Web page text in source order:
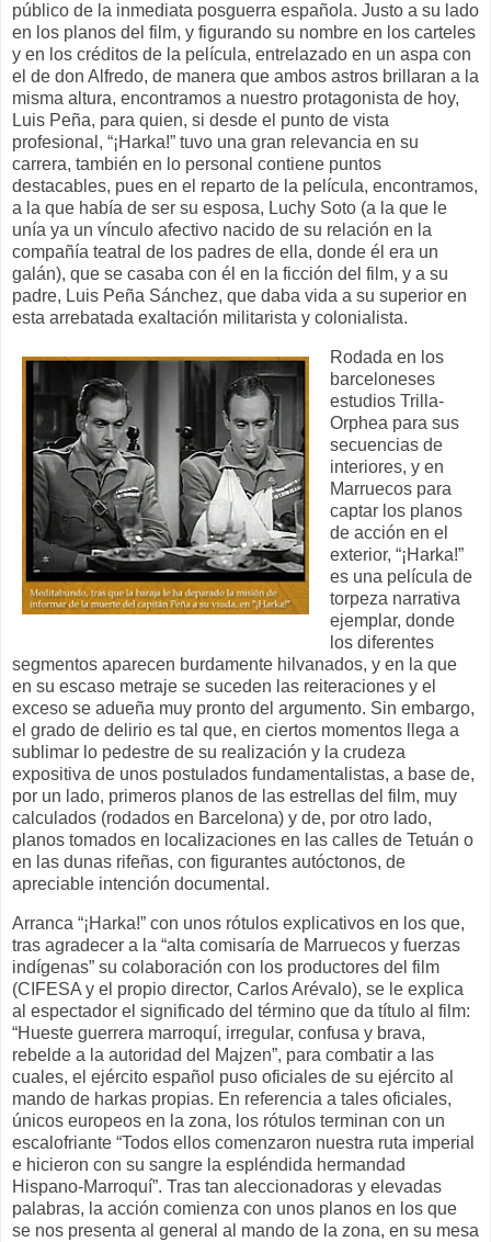
público de la inmediata posguerra española. Justo a su lado
en los planos del film, y figurando su nombre en los carteles
y en los créditos de la película, entrelazado en un aspa con
el de don Alfredo, de manera que ambos astros brillaran a la
misma altura, encontramos a nuestro protagonista de hoy,
Luis Peña, para quien, si desde el punto de vista
profesional, “¡Harka!” tuvo una gran relevancia en su
carrera, también en lo personal contiene puntos
destacables, pues en el reparto de la película, encontramos,
a la que había de ser su esposa, Luchy Soto (a la que le
unía ya un vínculo afectivo nacido de su relación en la
compañía teatral de los padres de ella, donde él era un
galán), que se casaba con él en la ficción del film, y a su
padre, Luis Peña Sánchez, que daba vida a su superior en
esta arrebatada exaltación militarista y colonialista.
Rodada en los
barceloneses
estudios Trilla-
Orphea para sus
secuencias de
interiores, y en
Marruecos para
captar los planos
de acción en el
exterior, “¡Harka!”
es una película de
torpeza narrativa
ejemplar, donde
los diferentes
segmentos aparecen burdamente hilvanados, y en la que
en su escaso metraje se suceden las reiteraciones y el
exceso se adueña muy pronto del argumento. Sin embargo,
el grado de delirio es tal que, en ciertos momentos llega a
sublimar lo pedestre de su realización y la crudeza
expositiva de unos postulados fundamentalistas, a base de,
por un lado, primeros planos de las estrellas del film, muy
calculados (rodados en Barcelona) y de, por otro lado,
planos tomados en localizaciones en las calles de Tetuán o
en las dunas rifeñas, con figurantes autóctonos, de
apreciable intención documental.
Arranca “¡Harka!” con unos rótulos explicativos en los que,
tras agradecer a la “alta comisaría de Marruecos y fuerzas
indígenas” su colaboración con los productores del film
(CIFESA y el propio director, Carlos Arévalo), se le explica
al espectador el significado del término que da título al film:
“Hueste guerrera marroquí, irregular, confusa y brava,
rebelde a la autoridad del Majzen”, para combatir a las
cuales, el ejército español puso oficiales de su ejército al
mando de harkas propias. En referencia a tales oficiales,
únicos europeos en la zona, los rótulos terminan con un
escalofriante “Todos ellos comenzaron nuestra ruta imperial
e hicieron con su sangre la espléndida hermandad
Hispano-Marroquí”. Tras tan aleccionadoras y elevadas
palabras, la acción comienza con unos planos en los que
se nos presenta al general al mando de la zona, en su mesa